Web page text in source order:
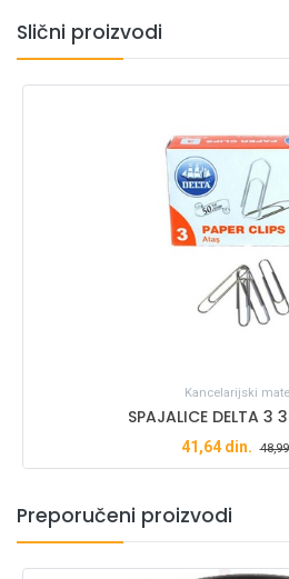
Slični proizvodi
Kancelarijski
SPAJALICE DELTA 3
41,64din. 48,99
Preporučeni proizvodi